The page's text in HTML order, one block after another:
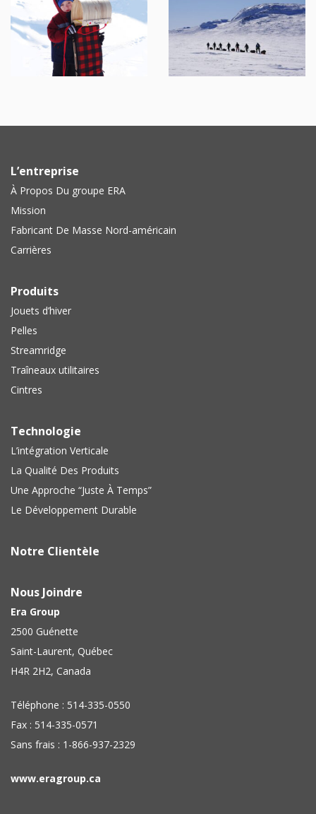
L’entreprise
À Propos Du groupe ERA
Mission
Fabricant De Masse Nord-américain
Carrières
Produits
Jouets d’hiver
Pelles
Streamridge
Traîneaux utilitaires
Cintres
Technologie
L’intégration Verticale
La Qualité Des Produits
Une Approche “Juste À Temps”
Le Développement Durable
Notre Clientèle
Nous Joindre
Era Group
2500 Guénette
Saint-Laurent, Québec
H4R 2H2, Canada
Téléphone : 514-335-0550
Fax : 514-335-0571
Sans frais : 1-866-937-2329
www.eragroup.ca